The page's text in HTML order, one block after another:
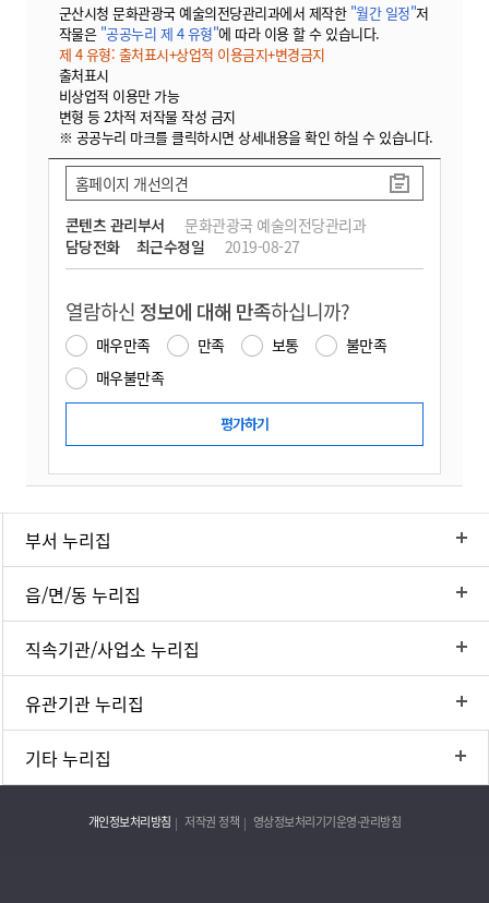
군산시청 문화관광국 예술의전당관리과에서 제작한 "월간 일정"저
작물은 "공공누리 제 4 유형"에 따라 이용 할 수 있습니다.
제 4 유형: 출처표시+상업적 이용금지+변경금지
출처표시
비상업적 이용만 가능
변형 등 2차적 저작물 작성 금지
※ 공공누리 마크를 클릭하시면 상세내용을 확인 하실 수 있습니다.
콘텐츠 관리부서
문화관광국 예술의전당관리과
담당전화
최근수정일 2019-08-27
홈페이지 개선의견
열람하신 정보에 대해 만족하십니까?
매우만족 만족 보통
불만족
매우불만족
부서 누리집
읍/면/동 누리집
직속기관/사업소 누리집
유관기관 누리집
기타 누리집
개인정보처리방침 저작권 정책 영상정보처리기기운영·관리방침